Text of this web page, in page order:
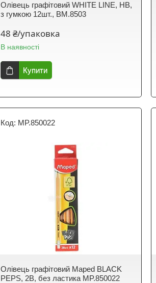
Олівець графітовий WHITE LINE, НВ,
з гумкою 12шт., BM.8503
48 ₴/упаковка
В наявності
Купити
MP.850022
Олівець графітовий Maped BLACK
PEPS, 2B, без ластика MP.850022